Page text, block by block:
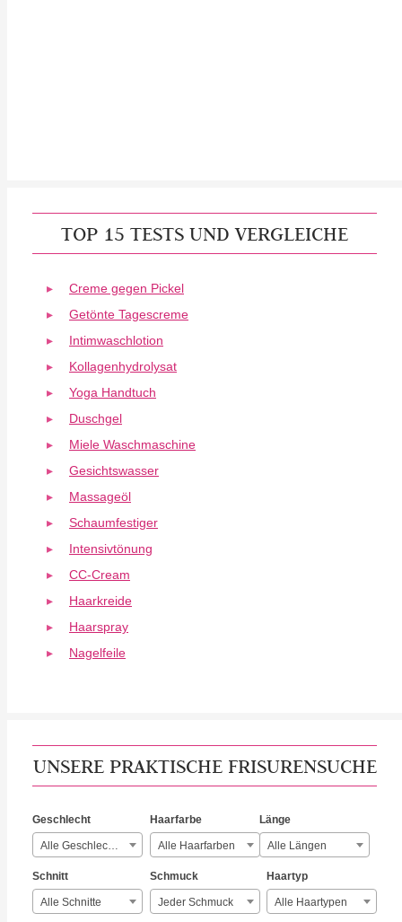
TOP 15 TESTS UND VERGLEICHE
Creme gegen Pickel
Getönte Tagescreme
Intimwaschlotion
Kollagenhydrolysat
Yoga Handtuch
Duschgel
Miele Waschmaschine
Gesichtswasser
Massageöl
Schaumfestiger
Intensivtönung
CC-Cream
Haarkreide
Haarspray
Nagelfeile
UNSERE PRAKTISCHE FRISURENSUCHE
Geschlecht
Alle Geschlechter
Haarfarbe
Alle Haarfarben
Länge
Alle Längen
Schnitt
Alle Schnitte
Schmuck
Jeder Schmuck
Haartyp
Alle Haartypen